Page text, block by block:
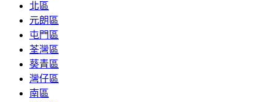
北區
元朗區
屯門區
荃灣區
葵青區
灣仔區
南區